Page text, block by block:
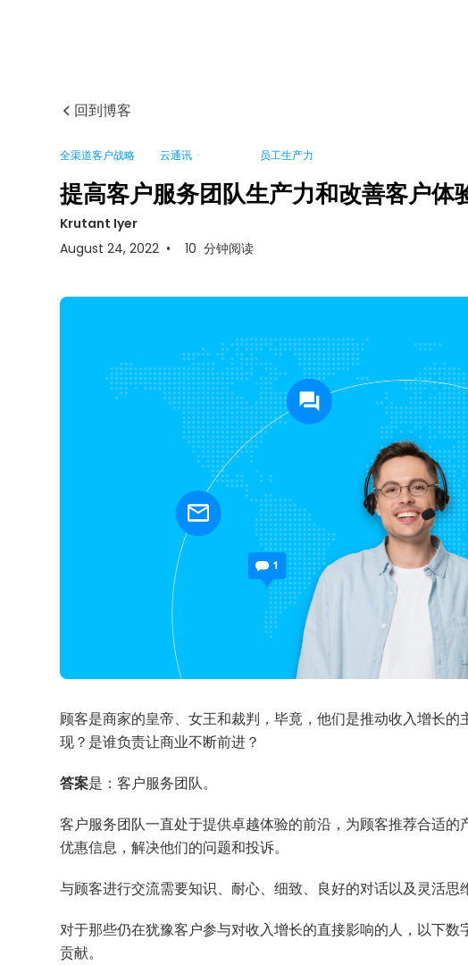
回到博客
全渠道客户战略 云通讯 员工生产力
提高客户服务团队生产力和改善客户体
Krutant Iyer
August 24, 2022 • 10 分钟阅读
顾客是商家的皇帝、女王和裁判，毕竟，他们是推动收入增长
现？是谁负责让商业不断前进？
答案是：客户服务团队。
客户服务团队一直处于提供卓越体验的前沿，为顾客推荐合适
优惠信息，解决他们的问题和投诉。
与顾客进行交流需要知识、耐心、细致、良好的对话以及灵活思
对于那些仍在犹豫客户参与对收入增长的直接影响的人，以下
贡献。